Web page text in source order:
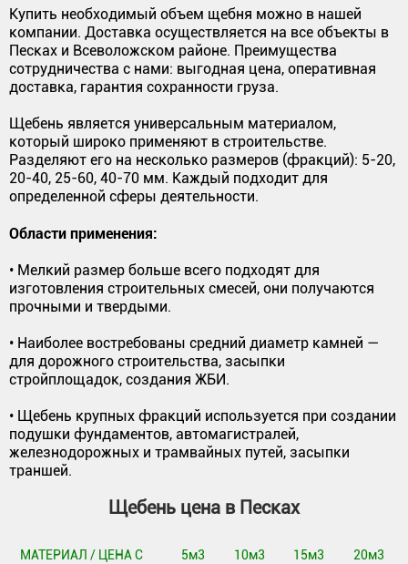
Купить необходимый объем щебня можно в нашей
компании. Доставка осуществляется на все объекты в
Песках и Всеволожском районе. Преимущества
сотрудничества с нами: выгодная цена, оперативная
доставка, гарантия сохранности груза.
Щебень является универсальным материалом,
который широко применяют в строительстве.
Разделяют его на несколько размеров (фракций): 5-20,
20-40, 25-60, 40-70 мм. Каждый подходит для
определенной сферы деятельности.
Области применения:
• Мелкий размер больше всего подходят для
изготовления строительных смесей, они получаются
прочными и твердыми.
• Наиболее востребованы средний диаметр камней —
для дорожного строительства, засыпки
стройплощадок, создания ЖБИ.
• Щебень крупных фракций используется при создании
подушки фундаментов, автомагистралей,
железнодорожных и трамвайных путей, засыпки
траншей.
Щебень цена в Песках
МАТЕРИАЛ / ЦЕНА С
5м3 10м3 15м3 20м3